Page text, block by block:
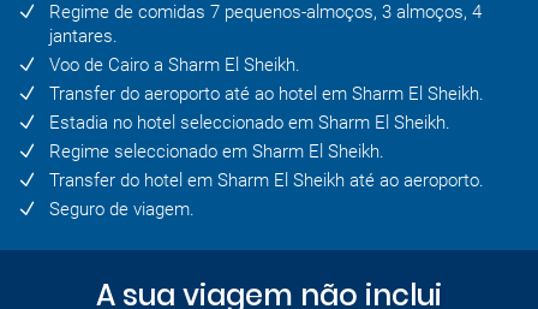
Regime de comidas 7 pequenos-almoços, 3 almoços, 4
jantares.
Voo de Cairo a Sharm El Sheikh.
Transfer do aeroporto até ao hotel em Sharm El Sheikh.
Estadia no hotel seleccionado em Sharm El Sheikh.
Regime seleccionado em Sharm El Sheikh.
Transfer do hotel em Sharm El Sheikh até ao aeroporto.
Seguro de viagem.
A sua viagem não inclui